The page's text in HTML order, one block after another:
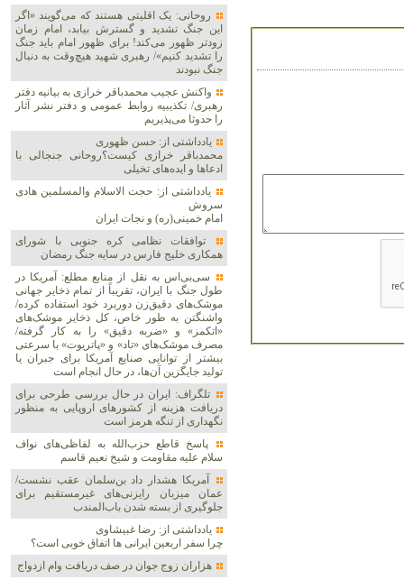
روحانی: یک اقلیتی هستند که می‌گویند «اگر
این جنگ تشدید و گسترش بیابد، امام زمان
زودتر ظهور می‌کند! برای ظهور امام باید جنگ
را تشدید کنیم»/ رهبری شهید هیچ‌وقت به دنبال
جنگ نبودند
واکنش عجیب محمدباقر خرازی به بیانیه دفتر
رهبری/ تکذیبیه روابط عمومی و دفتر نشر آثار
را حدوثا می‌پذیریم
یادداشتی از: حسن ظهوری
محمدباقر خرازی کیست؟روحانی جنجالی با
ادعاها و ایده‌های تخیلی
یادداشتی از: حجت الاسلام والمسلمین هادی
سروش
امام خمینی(ره) و نجات ایران
توافقات نظامی کره جنوبی با شورای
همکاری خلیج فارس در سایه جنگ رمضان
سی‌بی‌اس به نقل از منابع مطلع: آمریکا در
طول جنگ با ایران، تقریباً از تمام ذخایر جهانی
موشک‌های دقیق‌زن دوربرد خود استفاده کرده/
واشنگتن به طور خاص، کل ذخایر موشک‌های
«اتکمز» و «ضربه دقیق» را به کار گرفته/
مصرف موشک‌های «تاد» و «پاتریوت» با سرعتی
بیشتر از توانایی صنایع آمریکا برای جبران یا
تولید جایگزین آن‌ها، در حال انجام است
تلگراف: ایران در حال بررسی طرحی برای
دریافت هزینه از کشورهای اروپایی به منظور
نگهداری از تنگه هرمز است
پاسخ قاطع حزب‌الله به لفاظی‌های نواف
سلام علیه مقاومت و شیخ نعیم قاسم
آمریکا هشدار داد بن‌سلمان عقب نشست/
عمان میزبان رایزنی‌های غیرمستقیم برای
جلوگیری از بسته شدن باب‌المندب
یادداشتی از: رضا غبیشاوی
چرا سفر اربعین ایرانی ها اتفاق خوبی است؟
هزاران زوج‌ جوان در صف دریافت وام ازدواج